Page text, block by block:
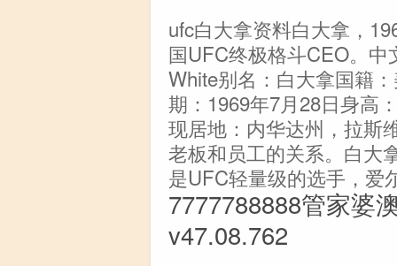
ufc白大拿资料白大拿，
国UFC终极格斗CEO。中
White别名：白大拿国籍
期：1969年7月28日身高
现居地：内华达州，拉斯
老板和员工的关系。白大
是UFC轻量级的选手，爱
7777788888管家婆
v47.08.762